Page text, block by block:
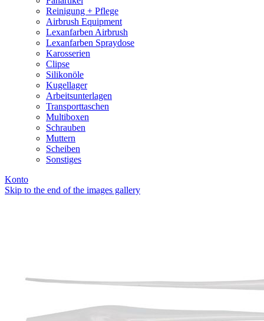
Reinigung + Pflege
Airbrush Equipment
Lexanfarben Airbrush
Lexanfarben Spraydose
Karosserien
Clipse
Silikonöle
Kugellager
Arbeitsunterlagen
Transporttaschen
Multiboxen
Schrauben
Muttern
Scheiben
Sonstiges
Konto
Skip to the end of the images gallery